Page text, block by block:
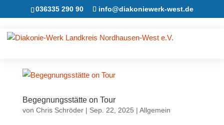
036335 290 90 info@diakoniewerk-west.de
Begegnungsstätte on Tour
von Chris Schröder| Sep. 22, 2025 | Allgemein